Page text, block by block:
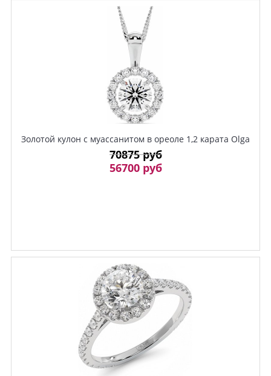
Золотой кулон с муассанитом в ореоле 1,2 карата Olga
70875 руб
56700 руб